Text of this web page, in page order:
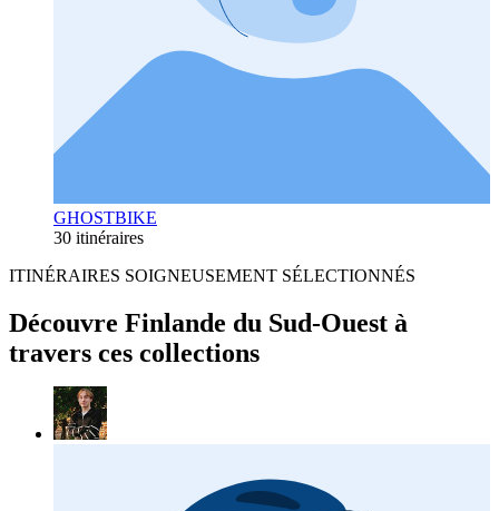
GHOSTBIKE
30 itinéraires
ITINÉRAIRES SOIGNEUSEMENT SÉLECTIONNÉS
Découvre Finlande du Sud-Ouest à
travers ces collections